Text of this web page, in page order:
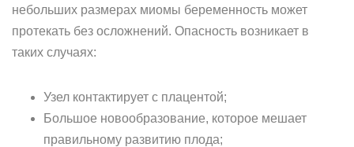
небольших размерах миомы беременность может
протекать без осложнений. Опасность возникает в
таких случаях:
Узел контактирует с плацентой;
Большое новообразование, которое мешает
правильному развитию плода;